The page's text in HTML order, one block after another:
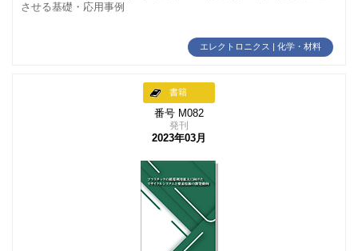
させる基礎・応用事例
エレクトロニクス | 化学・材料
書籍
番号 M082
発刊
2023年03月